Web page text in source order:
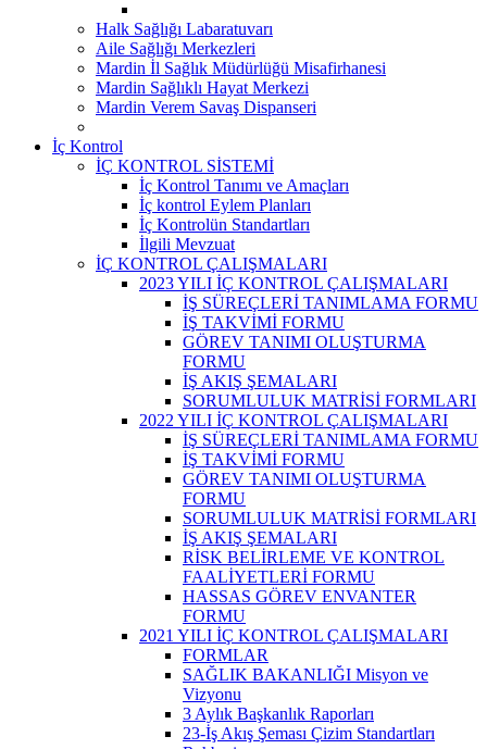
Halk Sağlığı Labaratuvarı
Aile Sağlığı Merkezleri
Mardin İl Sağlık Müdürlüğü Misafirhanesi
Mardin Sağlıklı Hayat Merkezi
Mardin Verem Savaş Dispanseri
İç Kontrol
İÇ KONTROL SİSTEMİ
İç Kontrol Tanımı ve Amaçları
İç kontrol Eylem Planları
İç Kontrolün Standartları
İlgili Mevzuat
İÇ KONTROL ÇALIŞMALARI
2023 YILI İÇ KONTROL ÇALIŞMALARI
İŞ SÜREÇLERİ TANIMLAMA FORMU
İŞ TAKVİMİ FORMU
GÖREV TANIMI OLUŞTURMA
FORMU
İŞ AKIŞ ŞEMALARI
SORUMLULUK MATRİSİ FORMLARI
2022 YILI İÇ KONTROL ÇALIŞMALARI
İŞ SÜREÇLERİ TANIMLAMA FORMU
İŞ TAKVİMİ FORMU
GÖREV TANIMI OLUŞTURMA
FORMU
SORUMLULUK MATRİSİ FORMLARI
İŞ AKIŞ ŞEMALARI
RİSK BELİRLEME VE KONTROL
FAALİYETLERİ FORMU
HASSAS GÖREV ENVANTER
FORMU
2021 YILI İÇ KONTROL ÇALIŞMALARI
FORMLAR
SAĞLIK BAKANLIĞI Misyon ve
Vizyonu
3 Aylık Başkanlık Raporları
23-İş Akış Şeması Çizim Standartları